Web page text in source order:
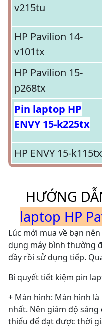
v215tu
HP Pavilion 14-
v101tx
HP Pavilion 15-
p268tx
Pin laptop HP
ENVY 15-k225tx
HP ENVY 15-k115tx
HƯỚNG
laptop HP
Lúc mới mua về bạn
dụng máy bình thường
đầy rồi sử dụng tiếp.
Bí quyết tiết kiệm pin
+ Màn hình: Màn hình
nhất. Nên giám độ
thiểu để đạt được thời